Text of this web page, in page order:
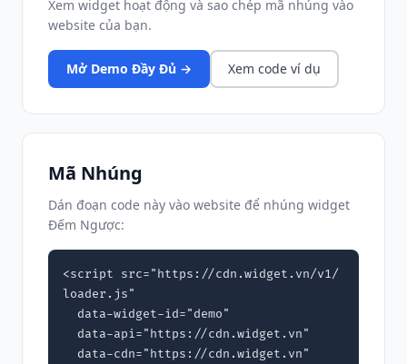
Xem widget hoạt động và sao chép mã nhúng vào
website của bạn.
Mở Demo Đầy Đủ → Xem code ví dụ
Mã Nhúng
Dán đoạn code này vào website để nhúng widget
Đếm Ngược:
<script src="https://cdn.widget.vn/v1/
loader.js"